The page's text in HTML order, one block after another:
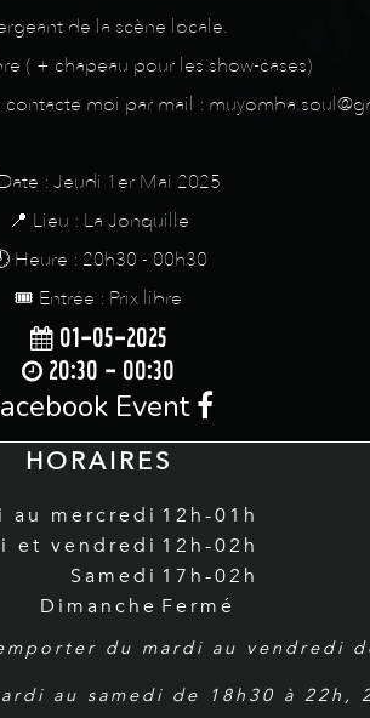
de la scène locale.
( + chapeau pour les show-cases)
contacte moi par mail :
: Jeudi 1er Mai 2025
📍 Lieu : La Jonquille
Heure : 20h30 - 00h30
🎟️ Entrée : Prix libre
01-05-2025
20:30 - 00:30
Event
HORAIRES
au mercredi
et vendredi
Samedi
Dimanche
12h-01h
12h-02h
17h-02h
Fermé
du mardi au vendredi
au samedi de 18h30 à 22h,